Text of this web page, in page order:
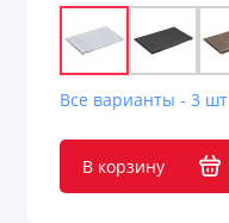
Все варианты - 3 шт
В корзину